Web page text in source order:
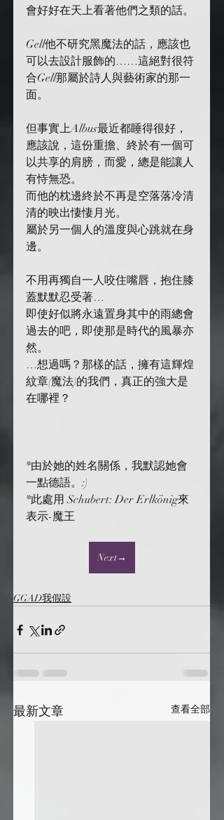
會好好在天上看著他們之類的話。
Gell他不研究黑魔法的話，應該也
可以去設計服飾的……這絕對很符
合Gell那屬於詩人與藝術家的那一
面。
但事實上Albus最近都睡得很好，
應該說，這份重擔、終於有一個可
以共享的肩膀，而愛，總是能讓人
有恃無恐。
而他的枕邊終於不再是空落落冷清
清的映出悽悽月光。
屬於另一個人的溫度與心跳就在身
邊。
不用再獨自一人咬住嘴唇，抱住膝
蓋默默忍受著…
即使好似將永遠置身其中的雨總會
過去的吧，即使那是時代的風暴亦
然。
…想過嗎？那樣的話，擁有這輝煌
紋章(魔法)的我們，真正的強大是
在哪裡？
*由於她的姓名關係，我默認她會
一點德語。:)
*此處用 Schubert: Der Erlkönig來
表示-魔王
Next→
GGAD我假設
最新文章 查看全部